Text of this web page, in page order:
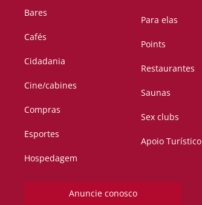
Bares
Cafés
Cidadania
Cine/cabines
Compras
Esportes
Hospedagem
Para elas
Points
Restaurantes
Saunas
Sex clubs
Apoio Turístico
Anuncie conosco